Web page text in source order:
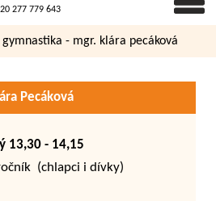
277 779 643
gymnastika - mgr. klára pecáková
Pecáková
13,30 - 14,15
(chlapci i dívky)